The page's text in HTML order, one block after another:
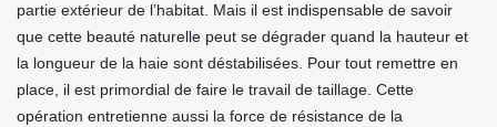
partie extérieur de l’habitat. Mais il est indispensable de savoir
que cette beauté naturelle peut se dégrader quand la hauteur et
la longueur de la haie sont déstabilisées. Pour tout remettre en
place, il est primordial de faire le travail de taillage. Cette
opération entretienne aussi la force de résistance de la